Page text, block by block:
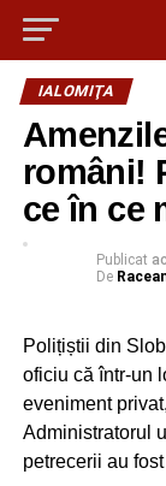
IALOMIŢA
români!
ce în ce
Publicat
De
Polițiștii din
oficiu că într-un
eveniment
Administratorul
petrecerii au